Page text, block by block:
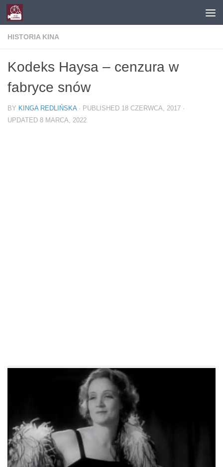
Skip to content
HISTORIA KINA
Kodeks Haysa – cenzura w
fabryce snów
BY KINGA REDLIŃSKA · PUBLISHED 18 CZERWCA, 2017 ·
UPDATED 8 MARCA, 2022